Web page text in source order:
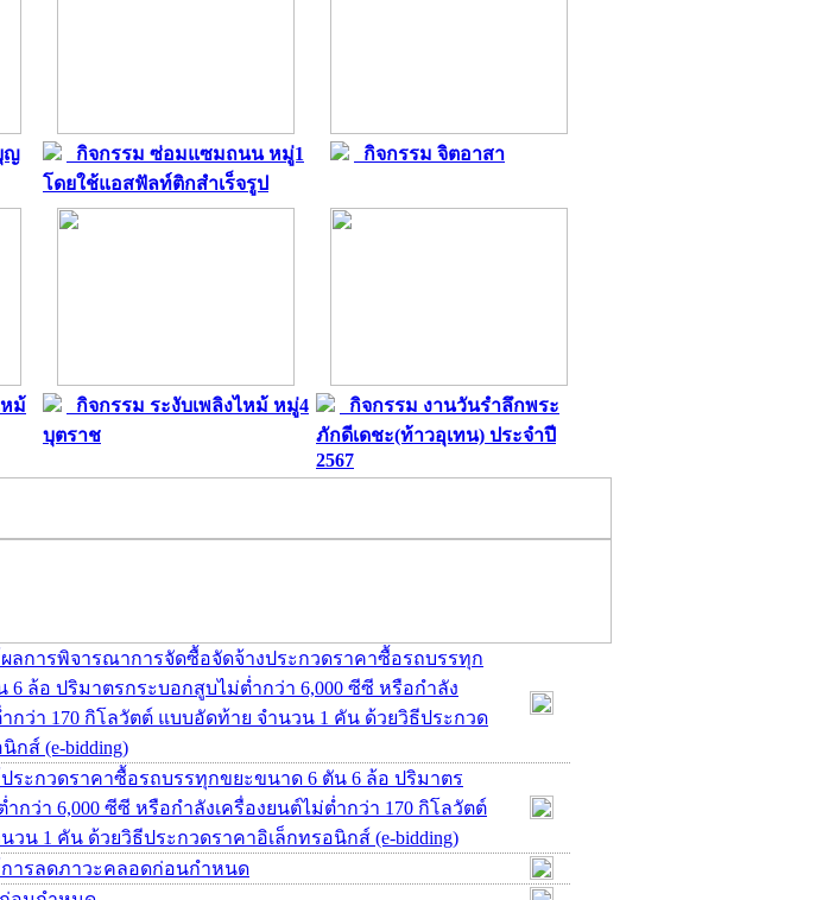
ญ
กิจกรรม ซ่อมแซมถนน หมู่1
โดยใช้แอสฟัลท์ติกสำเร็จรูป
กิจกรรม จิตอาสา
หม้
กิจกรรม ระงับเพลิงไหม้ หมู่4
บุตราช
กิจกรรม งานวันรำลึกพระ
ภักดีเดชะ(ท้าวอุเทน) ประจำปี
2567
ลการพิจารณาการจัดซื้อจัดจ้างประกวดราคาซื้อรถบรรทุก
6 ล้อ ปริมาตรกระบอกสูบไม่ต่ำกว่า 6,000 ซีซี หรือกำลัง
กว่า 170 กิโลวัตต์ แบบอัดท้าย จำนวน 1 คัน ด้วยวิธีประกวด
กส์ (e-bidding)
ระกวดราคาซื้อรถบรรทุกขยะขนาด 6 ตัน 6 ล้อ ปริมาตร
กว่า 6,000 ซีซี หรือกำลังเครื่องยนต์ไม่ต่ำกว่า 170 กิโลวัตต์
วน 1 คัน ด้วยวิธีประกวดราคาอิเล็กทรอนิกส์ (e-bidding)
ารลดภาวะคลอดก่อนกำหนด